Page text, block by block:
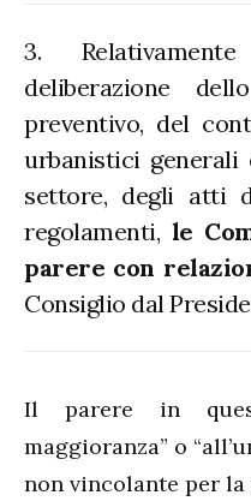
3.
deliberazione
preventivo, del
urbanistici
settore, degli atti
regolamenti, le
parere con
Consiglio dal
Il parere in
maggioranza” o
non vincolante per la